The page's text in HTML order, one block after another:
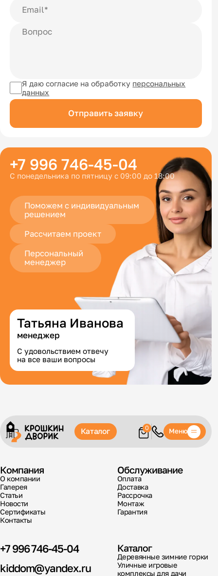
Я даю согласие на обработку персональных
данных
Отправить заявку
+7 996 746-45-04
С понедельника по пятницу с 09:00 до 18:00
Поможем с индивидуальным
решением
Рассчитаем проект
Персональный
менеджер
Татьяна Иванова
менеджер
С удовольствием отвечу
на все ваши вопросы
Каталог 0 Меню
+7 996 746-45-04
kiddom@yandex.ru
Компания
О компании
Галерея
Статьи
Новости
Сертификаты
Контакты
Обслуживание
Оплата
Доставка
Рассрочка
Монтаж
Гарантия
Каталог
Деревянные зимние горки
Уличные игровые
комплексы для дачи